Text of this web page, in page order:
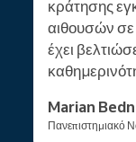
κράτησης
αιθουσών σε
έχει
Marian
Πανεπιστημιακό